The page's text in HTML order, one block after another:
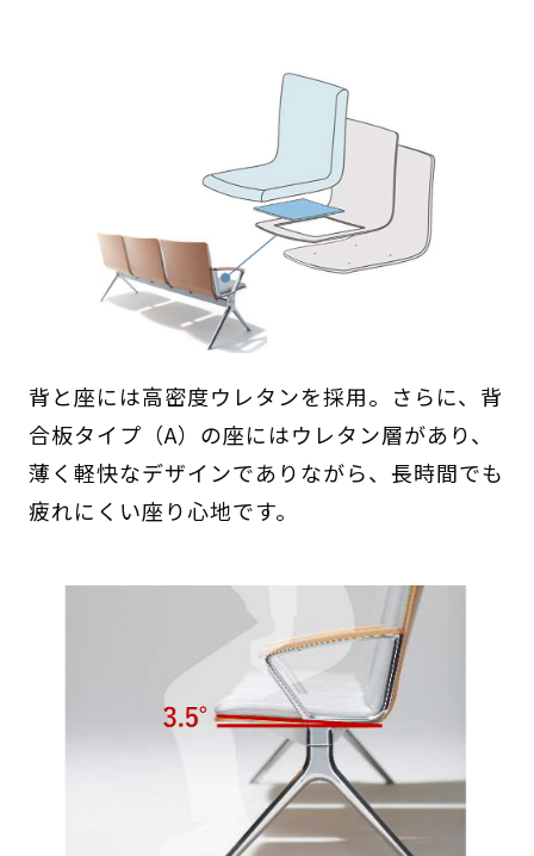
背と座には高密度ウレタンを採用。さらに、背
合板タイプ（A）の座にはウレタン層があり、
薄く軽快なデザインでありながら、長時間でも
疲れにくい座り心地です。